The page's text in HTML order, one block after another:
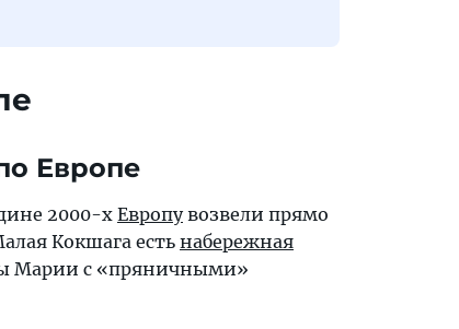
Европе
2000-х Европувозвели прямо
Кокшага естьнабережная
Марии с «пряничными»